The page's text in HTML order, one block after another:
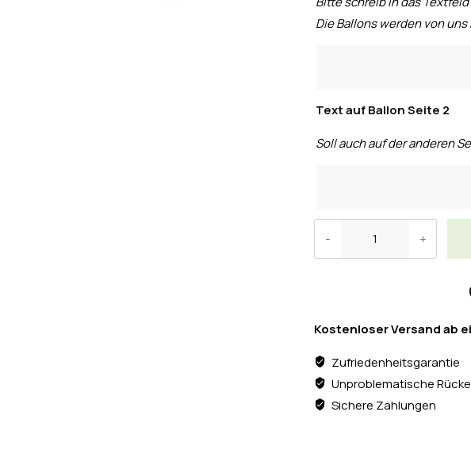
Die Ballons werden von
Text auf Ballon Seite 2
Soll auch auf der anderen
Kostenloser Versand ab
Zufriedenheitsgarantie
Unproblematische
Sichere Zahlungen